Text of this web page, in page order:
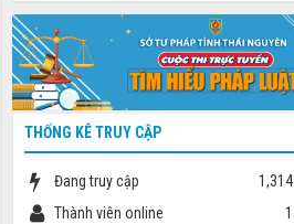
THỐNG KÊ TRUY CẬP
Đang truy cập
1,314
Thành viên online
1